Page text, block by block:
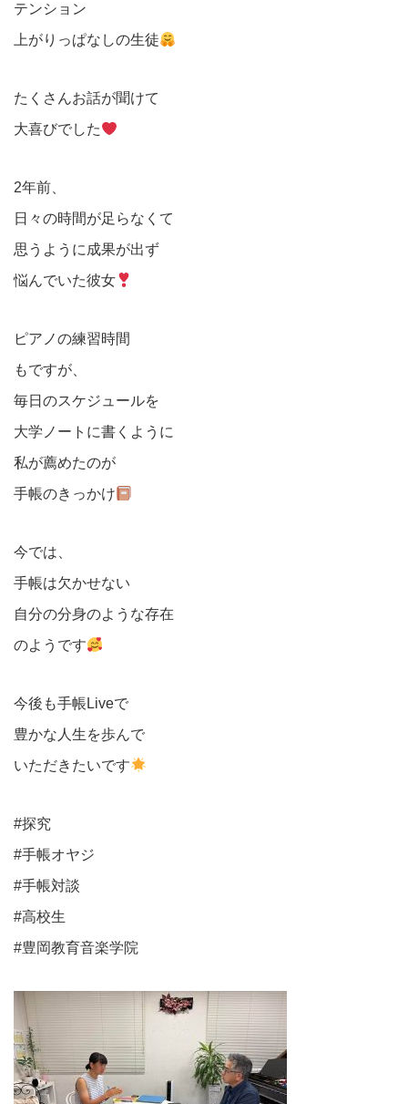
テンション
上がりっぱなしの生徒
たくさんお話が聞けて
大喜びでした
2年前、
日々の時間が足らなくて
思うように成果が出ず
悩んでいた彼女
ピアノの練習時間
もですが、
毎日のスケジュールを
大学ノートに書くように
私が薦めたのが
手帳のきっかけ
今では、
手帳は欠かせない
自分の分身のような存在
のようです
今後も手帳Liveで
豊かな人生を歩んで
いただきたいです
#探究
#手帳オヤジ
#手帳対談
#高校生
#豊岡教育音楽学院